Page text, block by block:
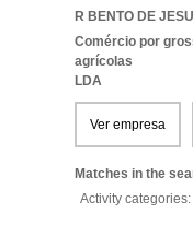
R BENTO DE
Comércio por
agrícolas
LDA
Ver empresa
Matches in the
Activity categories: